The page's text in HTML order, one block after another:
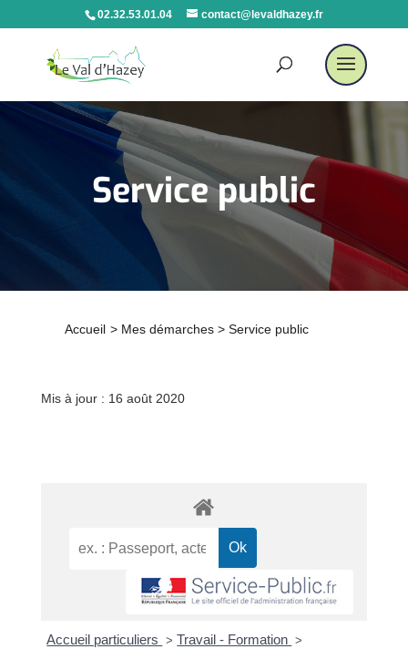
02.32.53.01.04 contact@levaldhazey.fr
Service public
Accueil > Mes démarches > Service public
Mis à jour : 16 août 2020
Accueil particuliers > Travail - Formation >